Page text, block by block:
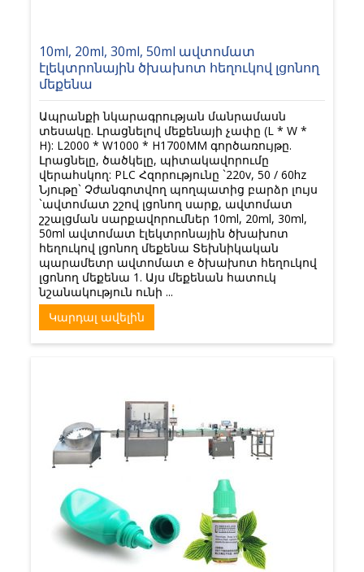
10ml, 20ml, 30ml, 50ml ավտոմատ
էլեկտրոնային ծխախոտ հեղուկով լցոնող
մեքենա
Ապրանքի նկարագրության մանրամասն
տեսակը. Լրացնելով մեքենայի չափը (L * W *
H): L2000 * W1000 * H1700MM գործառույթը.
Լրացնելը, ծածկելը, պիտակավորումը
վերահսկող: PLC Հզորությունը `220v, 50 / 60hz
Նյութը` Չժանգոտվող պողպատից բարձր լույս
`ավտոմատ շշով լցոնող սարք, ավտոմատ
շշալցման սարքավորումներ 10ml, 20ml, 30ml,
50ml ավտոմատ էլեկտրոնային ծխախոտ
հեղուկով լցոնող մեքենա Տեխնիկական
պարամետր ավտոմատ e ծխախոտ հեղուկով
լցոնող մեքենա 1. Այս մեքենան հատուկ
նշանակություն ունի ...
Կարդալ ավելին